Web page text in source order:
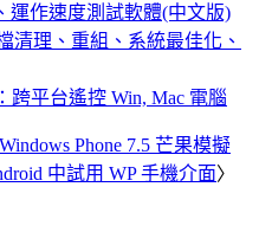
運作速度測試軟體(中文版)
清理、重組、系統最佳化、
跨平台遙控 Win, Mac 電腦
Windows Phone 7.5 芒果模擬
中試用 WP 手機介面〉